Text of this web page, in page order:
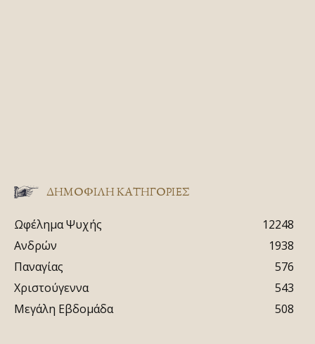
ΔΗΜΟΦΙΛΗ ΚΑΤΗΓΟΡΙΕΣ
Ωφέλημα Ψυχής
12248
Ανδρών
1938
Παναγίας
576
Χριστούγεννα
543
Μεγάλη Εβδομάδα
508